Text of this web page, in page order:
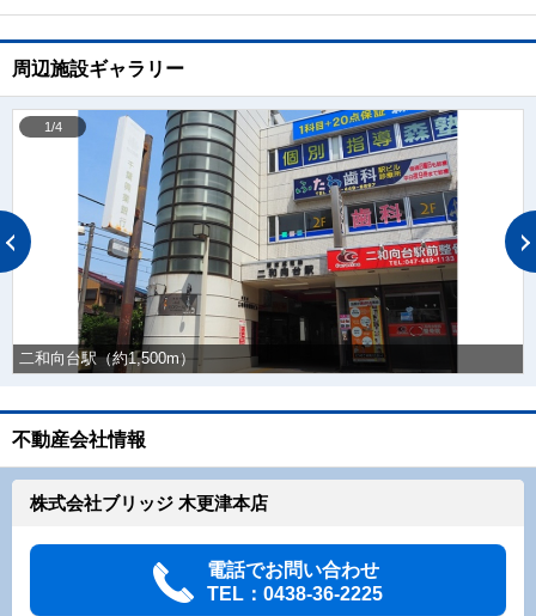
周辺施設ギャラリー
二和向台駅（約1,500m）
1/4
不動産会社情報
株式会社ブリッジ 木更津本店
電話でお問い合わせ
TEL：0438-36-2225